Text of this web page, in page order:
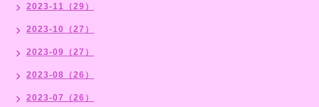
2023-11（29）
2023-10（27）
2023-09（27）
2023-08（26）
2023-07（26）